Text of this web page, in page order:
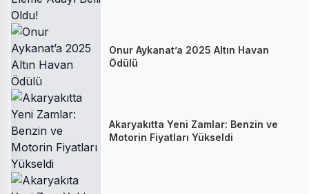
Onur Aykanat’a 2025 Altın Havan
Ödülü
Akaryakıtta Yeni Zamlar: Benzin ve
Motorin Fiyatları Yükseldi